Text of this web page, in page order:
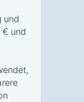
und
€ und